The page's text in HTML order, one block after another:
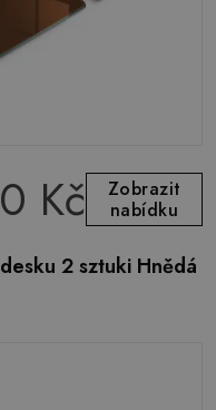
Kč
Zobrazit
nabídku
2 sztuki Hnědá